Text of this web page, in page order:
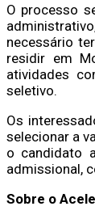
O processo
necessário
residir em
atividades
seletivo.
Os
selecionar a
o candidato
admissional,
Sobre o